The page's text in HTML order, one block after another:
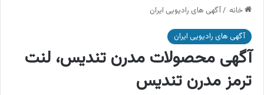
خانه /آگهی های رادیویی ایران
آگهی های رادیویی ایران
آگهی محصولات مدرن تندیس، لنت
ترمز مدرن تندیس